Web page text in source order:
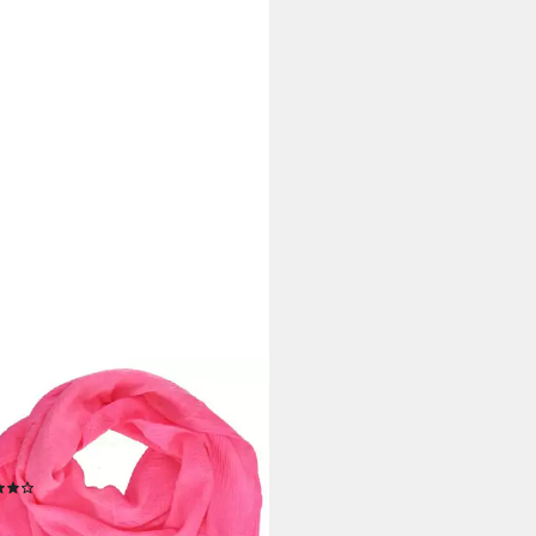
Lian Schal Halstuch
Modeaccessoires aus
Baumwolle
(14)
UVP19,95 €